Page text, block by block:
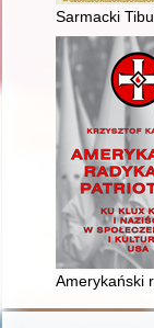
Sarmacki
Amerykański